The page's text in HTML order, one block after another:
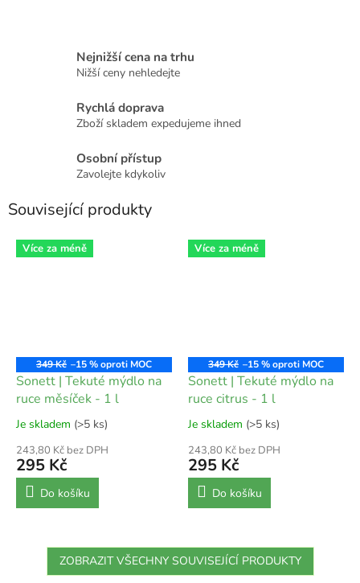
Nejnižší cena na trhu
Nižší ceny nehledejte
Rychlá doprava
Zboží skladem expedujeme ihned
Osobní přístup
Zavolejte kdykoliv
Související produkty
Více za méně
349 Kč –15 %
Sonett | Tekuté mýdlo na
ruce měsíček - 1 l
Je skladem (>5 ks)
243,80 Kč bez DPH
295 Kč
Do košíku
Více za méně
349 Kč –15 %
Sonett | Tekuté mýdlo na
ruce citrus - 1 l
Je skladem (>5 ks)
243,80 Kč bez DPH
295 Kč
Do košíku
ZOBRAZIT VŠECHNY SOUVISEJÍCÍ PRODUKTY